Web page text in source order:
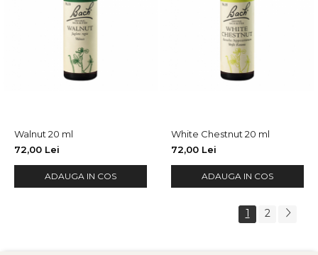
Walnut 20 ml
72,00 Lei
ADAUGA IN COS
White Chestnut 20 ml
72,00 Lei
ADAUGA IN COS
1 2